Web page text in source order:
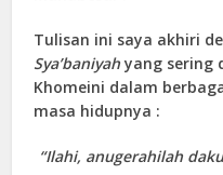
Tulisan ini saya akhiri
Sya’baniyah yang sering
Khomeini dalam
masa hidupnya :
“Ilahi, anugerahilah